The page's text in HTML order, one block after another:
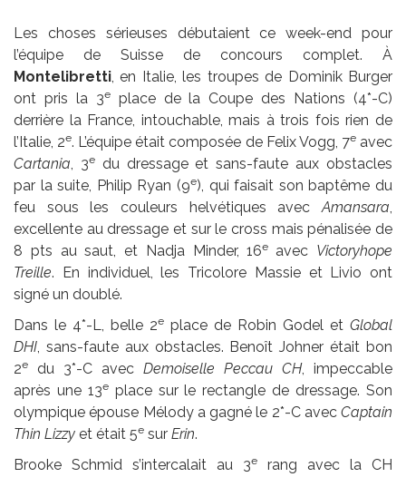
Les choses sérieuses débutaient ce week-end pour
l’équipe de Suisse de concours complet. À
Montelibretti, en Italie, les troupes de Dominik Burger
ont pris la 3eplace de la Coupe des Nations (4*-C)
derrière la France, intouchable, mais à trois fois rien de
l’Italie, 2e. L’équipe était composée de Felix Vogg, 7eavec
Cartania, 3edu dressage et sans-faute aux obstacles
par la suite, Philip Ryan (9e), qui faisait son baptême du
feu sous les couleurs helvétiques avecAmansara,
excellente au dressage et sur le cross mais pénalisée de
8 pts au saut, et Nadja Minder, 16e avec Victoryhope
Treille. En individuel, les Tricolore Massie et Livio ont
signé un doublé.
Dans le 4*-L, belle 2e place de Robin Godel etGlobal
DHI, sans-faute aux obstacles. Benoît Johner était bon
2e du 3*-C avec Demoiselle Peccau CH, impeccable
après une 13eplace sur le rectangle de dressage. Son
olympique épouse Mélody a gagné le 2*-C avec Captain
Thin Lizzy et était 5e sur Erin.
Brooke Schmid s’intercalait au 3e
rang avec la CH